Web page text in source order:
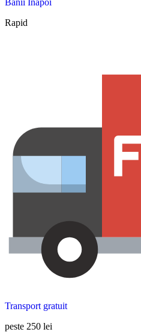
Banii Înapoi
Rapid
Transport gratuit
peste 250 lei